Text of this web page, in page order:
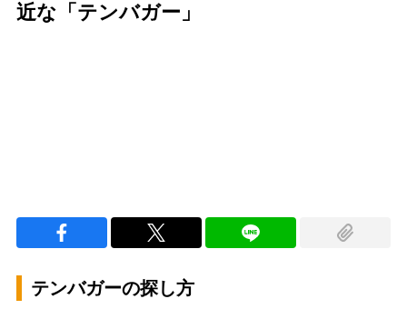
近な「テンバガー」
テンバガーの探し方